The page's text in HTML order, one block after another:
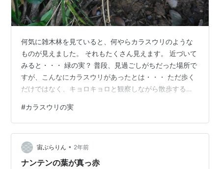
何気に雑木林を見ていると、何やらカラスウリのような
ものが見えました。 それもたくさん見えます。 近づいて
みると・・・ 緑の実？ 普段、見過ごしがちだった場所で
すが、こんなにカラスウリがあったとは・・・ ただ歩く
だけではなく、キョロキョロと観察しながら散歩する方
#カラスウリの実
宙ぶらりん • 2年前
ナンテンの葉が真っ赤